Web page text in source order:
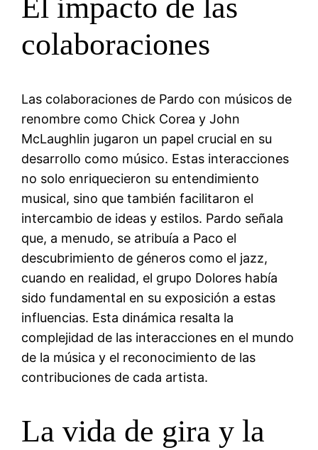
El impacto de las
colaboraciones
Las colaboraciones de Pardo con músicos de
renombre como Chick Corea y John
McLaughlin jugaron un papel crucial en su
desarrollo como músico. Estas interacciones
no solo enriquecieron su entendimiento
musical, sino que también facilitaron el
intercambio de ideas y estilos. Pardo señala
que, a menudo, se atribuía a Paco el
descubrimiento de géneros como el jazz,
cuando en realidad, el grupo Dolores había
sido fundamental en su exposición a estas
influencias. Esta dinámica resalta la
complejidad de las interacciones en el mundo
de la música y el reconocimiento de las
contribuciones de cada artista.
La vida de gira y la